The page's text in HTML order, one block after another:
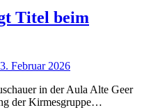
Titel beim
Februar 2026
in der Aula Alte Geer
der Kirmesgruppe…